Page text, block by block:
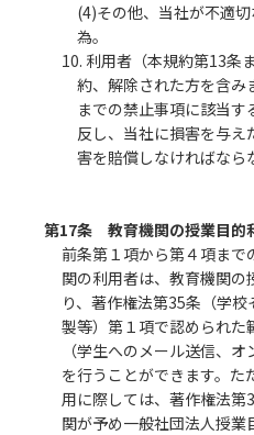
(4)その他、当社が不適
為。
10. 利用者（本規約第13条
約、解除された方を含
までの禁止事項に該当
反し、当社に損害を与
害を賠償しなければなら
第17条 教育機関の授業目的
前条第１項から第４項ま
関の利用者は、教育機関
り、著作権法第35条（学
製等）第１項で認められた
（学生へのメール送信、
を行うことができます。た
用に際しては、著作権法第
関が予め一般社団法人授